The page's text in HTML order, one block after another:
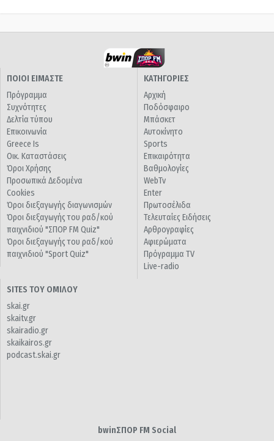
ΠΟΙΟΙ ΕΙΜΑΣΤΕ
Πρόγραμμα
Συχνότητες
Δελτία τύπου
Επικοινωνία
Greece Is
Οικ. Καταστάσεις
Όροι Χρήσης
Προσωπικά Δεδομένα
Cookies
Όροι διεξαγωγής διαγωνισμών
Όροι διεξαγωγής του ραδ/κού
παιχνιδιού "ΣΠΟΡ FM Quiz"
Όροι διεξαγωγής του ραδ/κού
παιχνιδιού "Sport Quiz"
ΚΑΤΗΓΟΡΙΕΣ
Αρχική
Ποδόσφαιρο
Μπάσκετ
Αυτοκίνητο
Sports
Επικαιρότητα
Βαθμολογίες
WebTv
Enter
Πρωτοσέλιδα
Τελευταίες Ειδήσεις
Αρθρογραφίες
Αφιερώματα
Πρόγραμμα TV
Live-radio
SITES ΤΟΥ ΟΜΙΛΟΥ
skai.gr
skaitv.gr
skairadio.gr
skaikairos.gr
podcast.skai.gr
bwinΣΠΟΡ FM Social